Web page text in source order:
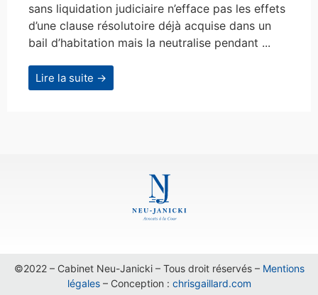
sans liquidation judiciaire n’efface pas les effets
d’une clause résolutoire déjà acquise dans un
bail d’habitation mais la neutralise pendant ...
Lire la suite →
©2022 – Cabinet Neu-Janicki – Tous droit réservés – Mentions
légales– Conception : chrisgaillard.com